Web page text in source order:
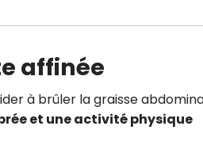
affinée
à brûler la graisse
et une activité physique